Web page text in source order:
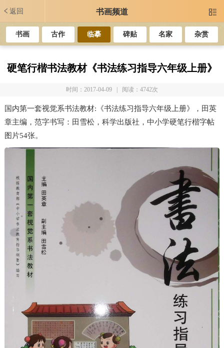
返回 书画频道 
书画 古作 临摹 碑贴 名家 杂赏
硬笔行楷书法教材《书法练习指导六年级上册》
时间：2017-04-09 | 阅读：4742次
国内第一套视觉系书法教材:《书法练习指导六年级上册》，田英
章主编，范字书写：田雪松，科学出版社，中小学硬笔行楷字帖
图片54张。